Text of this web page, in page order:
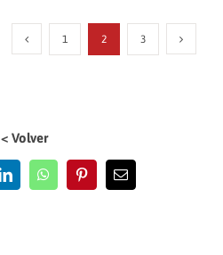
1 2 3
< Volver
LinkedInWhatsAppPinterestEmail